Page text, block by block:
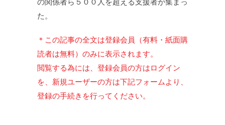
の関係者ら５００人を超える支援者が集まっ
た。
＊この記事の全文は登録会員（有料・紙面購
読者は無料）のみに表示されます。
閲覧する為には、登録会員の方はログイン
を、新規ユーザーの方は下記フォームより、
登録の手続きを行ってください。